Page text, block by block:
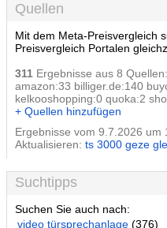
Quellen
Mit dem Meta-Preisvergleich
Preisvergleich Portalen
311 Ergebnisse aus 8 Quellen:
amazon:33 billiger.de:140
kelkooshopping:0 quoka:2
+ Quellen hinzufügen
Ergebnisse vom 9.7.2026 um
Aktualisieren: ts 3000 geze
Suchtipps
Suchen Sie auch nach:
video türsprechanlage (376)